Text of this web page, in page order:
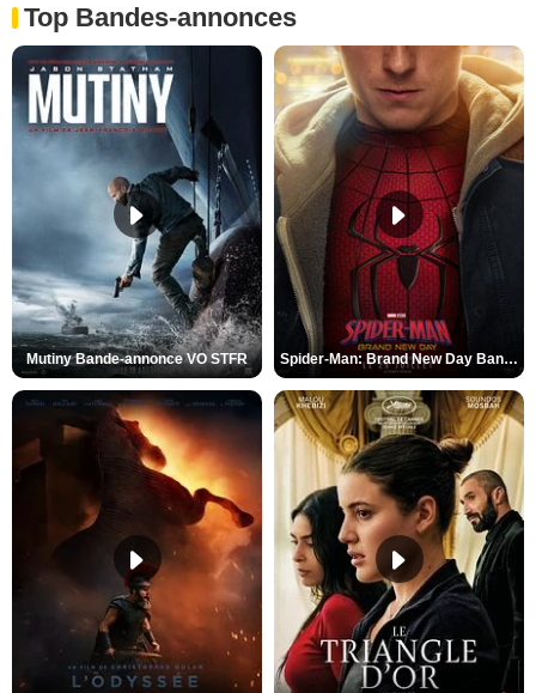
Top Bandes-annonces
Mutiny Bande-annonce VO STFR Spider-Man: Brand New Day Bande-annonce VO STFR